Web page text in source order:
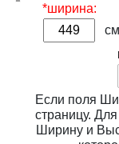
*ширина:
см
Если поля
Ширину и